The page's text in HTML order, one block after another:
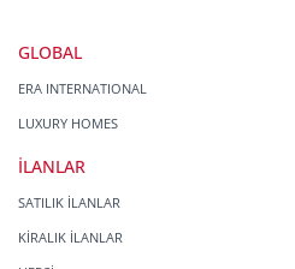
GLOBAL
ERA INTERNATIONAL
LUXURY HOMES
İLANLAR
SATILIK İLANLAR
KİRALIK İLANLAR